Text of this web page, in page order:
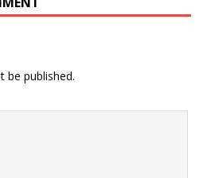
be published.